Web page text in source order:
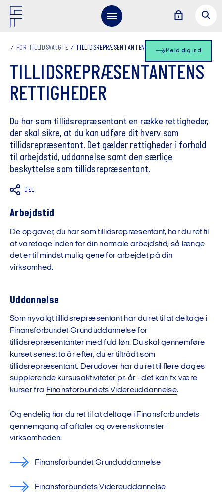
Meld dig ind
FOR TILLIDSVALGTE TILLIDSREPRÆSENTANTENS RETTIGHEDER
TILLIDSREPRÆSENTANTENS
RETTIGHEDER
Du har som tillidsrepræsentant en række rettigheder,
der skal sikre, at du kan udføre dit hverv som
tillidsrepræsentant. Det gælder rettigheder i forhold
til arbejdstid, uddannelse samt den særlige
beskyttelse som tillidsrepræsentant.
DEL
Arbejdstid
De opgaver, du har som tillidsrepræsentant, har du ret til
at varetage inden for din normale arbejdstid, så længe
det er til mindst mulig gene for arbejdet på din
virksomhed.
Uddannelse
Som nyvalgt tillidsrepræsentant har du ret til at deltage i
Finansforbundet Grunduddannelsefor
tillidsrepræsentanter med fuld løn. Du skal gennemføre
kurset senest to år efter, du er tiltrådt som
tillidsrepræsentant. Derudover har du ret til flere dages
supplerende kursusaktiviteter pr. år - det kan fx være
kurser fra Finansforbundets Videreuddannelse.
Og endelig har du ret til at deltage i Finansforbundets
gennemgang af aftaler og overenskomster i
virksomheden.
Finansforbundet Grunduddannelse
Finansforbundets Videreuddannelse